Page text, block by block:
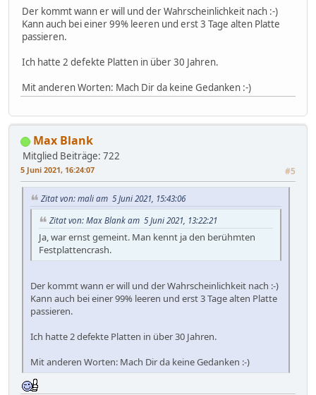
Der kommt wann er will und der Wahrscheinlichkeit nach :-)
Kann auch bei einer 99% leeren und erst 3 Tage alten Platte
passieren.
Ich hatte 2 defekte Platten in über 30 Jahren.
Mit anderen Worten: Mach Dir da keine Gedanken :-)
Max Blank
Mitglied Beiträge: 722
5 Juni 2021, 16:24:07 #5
Zitat von: mali am 5 Juni 2021, 15:43:06
Zitat von: Max Blank am 5 Juni 2021, 13:22:21
Ja, war ernst gemeint. Man kennt ja den berühmten
Festplattencrash.
Der kommt wann er will und der Wahrscheinlichkeit nach :-)
Kann auch bei einer 99% leeren und erst 3 Tage alten Platte
passieren.
Ich hatte 2 defekte Platten in über 30 Jahren.
Mit anderen Worten: Mach Dir da keine Gedanken :-)